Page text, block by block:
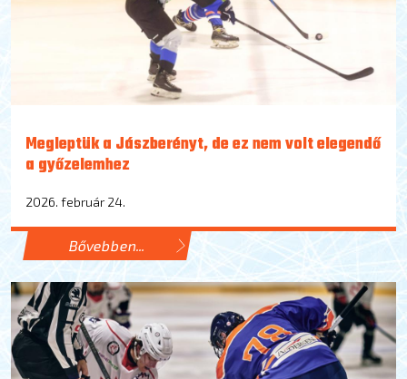
Megleptük a Jászberényt, de ez nem volt elegendő
a győzelemhez
2026. február 24.
Bővebben...